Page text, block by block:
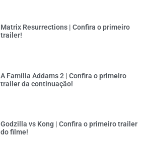
Matrix Resurrections | Confira o primeiro
trailer!
A Família Addams 2 | Confira o primeiro
trailer da continuação!
Godzilla vs Kong | Confira o primeiro trailer
do filme!